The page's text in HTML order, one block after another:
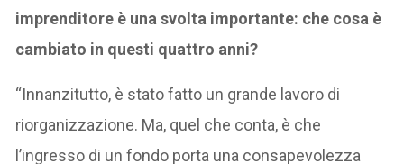
imprenditore è una svolta importante: che cosa è
cambiato in questi quattro anni?
“Innanzitutto, è stato fatto un grande lavoro di
riorganizzazione. Ma, quel che conta, è che
l’ingresso di un fondo porta una consapevolezza